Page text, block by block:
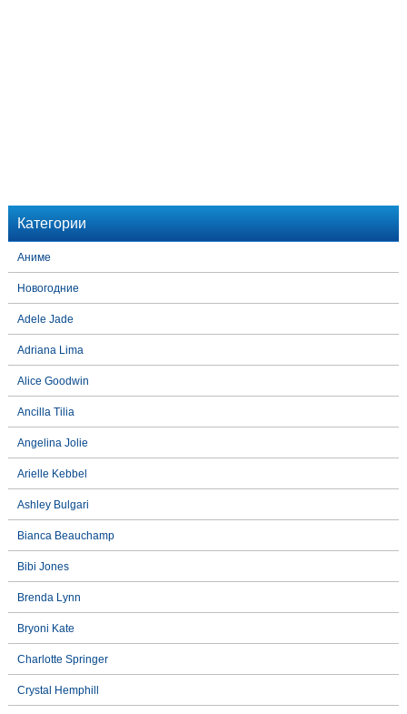
Категории
Аниме
Новогодние
Adele Jade
Adriana Lima
Alice Goodwin
Ancilla Tilia
Angelina Jolie
Arielle Kebbel
Ashley Bulgari
Bianca Beauchamp
Bibi Jones
Brenda Lynn
Bryoni Kate
Charlotte Springer
Crystal Hemphill